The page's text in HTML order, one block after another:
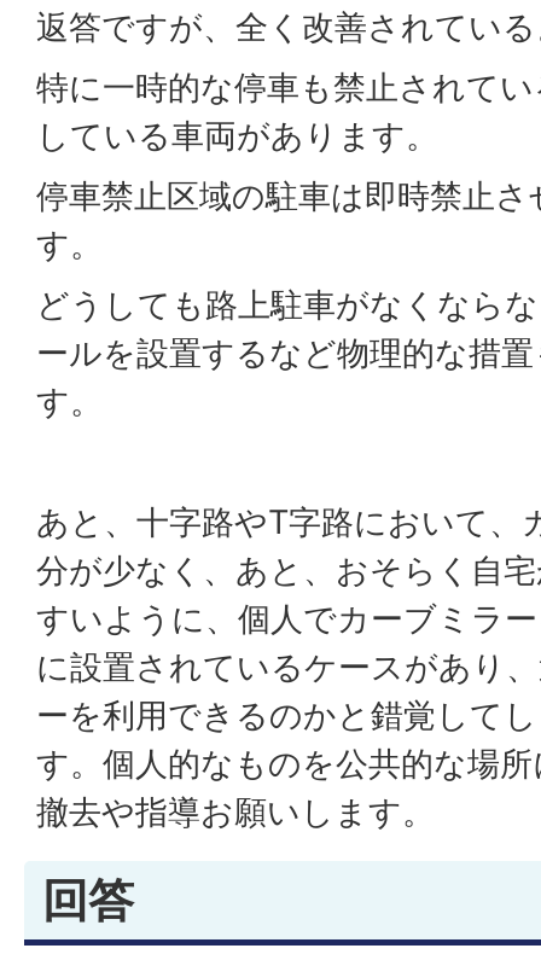
返答ですが、全く改善されてい
特に一時的な停車も禁止されて
している車両があります。
停車禁止区域の駐車は即時禁止
す。
どうしても路上駐車がなくなら
ールを設置するなど物理的な措
す。
あと、十字路やT字路において、
分が少なく、あと、おそらく自
すいように、個人でカーブミラ
に設置されているケースがあり
ーを利用できるのかと錯覚して
す。個人的なものを公共的な場
撤去や指導お願いします。
回答